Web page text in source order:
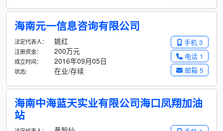
海南元一信息咨询有限公司
手机 3
电话 1
邮箱 5
法定代表人： 姚红
注册资金： 200万元
成立时间： 2016年09月05日
状态: 在业/存续
海南中海蓝天实业有限公司海口凤翔加油
站